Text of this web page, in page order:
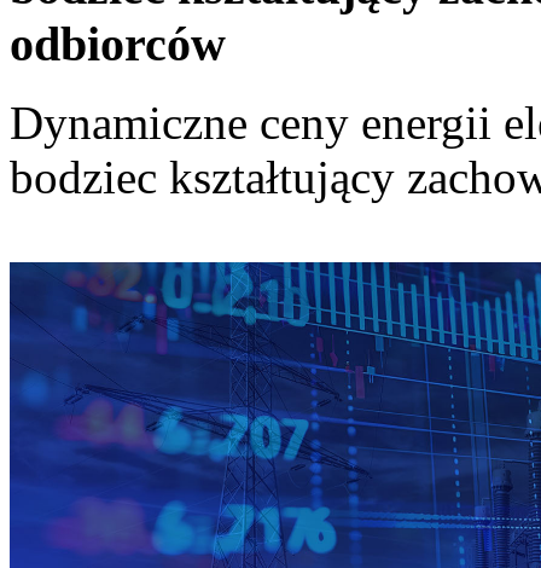
odbiorców
Dynamiczne ceny energii
bodziec kształtujący